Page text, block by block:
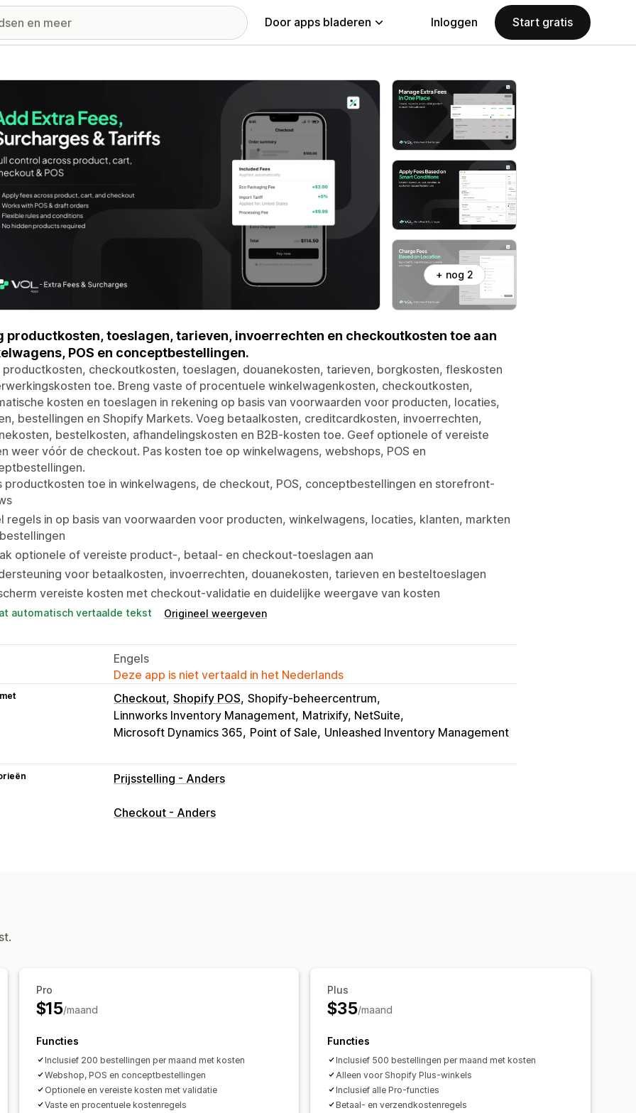
Door apps bladeren Inloggen Start gratis
met uitgelichte afbeeldingen
+ nog 2
productkosten, toeslagen, tarieven, invoerrechten en checkoutkosten toe aan
POS en conceptbestellingen.
productkosten, checkoutkosten, toeslagen, douanekosten, tarieven, borgkosten, fleskosten
toe. Breng vaste of procentuele winkelwagenkosten, checkoutkosten,
kosten en toeslagen in rekening op basis van voorwaarden voor producten, locaties,
bestellingen en Shopify Markets. Voeg betaalkosten, creditcardkosten, invoerrechten,
bestelkosten, afhandelingskosten en B2B-kosten toe. Geef optionele of vereiste
weer vóór de checkout. Pas kosten toe op winkelwagens, webshops, POS en
productkosten toe in winkelwagens, de checkout, POS, conceptbestellingen en storefront-
regels in op basis van voorwaarden voor producten, winkelwagens, locaties, klanten, markten
optionele of vereiste product-, betaal- en checkout-toeslagen aan
voor betaalkosten, invoerrechten, douanekosten, tarieven en besteltoeslagen
vereiste kosten met checkout-validatie en duidelijke weergave van kosten
automatisch vertaalde tekst Origineel weergeven
Engels
Deze app is niet vertaald in het Nederlands
Checkout Shopify POS Shopify-beheercentrum
Linnworks Inventory Management Matrixify, NetSuite
Microsoft Dynamics 365 Point of Sale Unleashed Inventory Management
Prijsstelling - Anders
Checkout - Anders
Pro
$15/maand
Functies
Inclusief 200 bestellingen per maand met kosten
Webshop, POS en conceptbestellingen
Optionele en vereiste kosten met validatie
Vaste en procentuele kostenregels
Plus
$35/maand
Functies
Inclusief 500 bestellingen per maand met kosten
Alleen voor Shopify Plus-winkels
Inclusief alle Pro-functies
Betaal- en verzendkostenregels